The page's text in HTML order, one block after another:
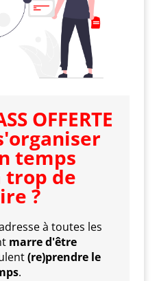
OFFERTE
temps
trop de
?
à toutes les
marre d'être
(re)prendre le
.